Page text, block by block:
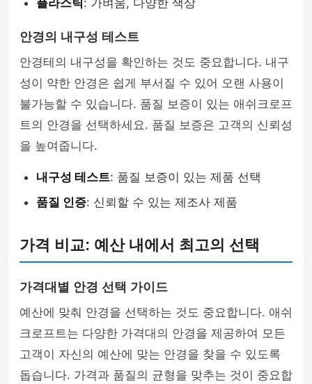
플라스틱: 가벼움, 다양한 색상
안경의 내구성 테스트
안경테의 내구성을 확인하는 것도 중요합니다. 내구
성이 약한 안경은 쉽게 부서질 수 있어 오랜 사용이
불가능할 수 있습니다. 품질 보증이 있는 애쉬크로프
트의 안경을 선택하세요. 품질 보증은 고객의 신뢰성
을 높여줍니다.
내구성 테스트: 품질 보증이 있는 제품 선택
품질 인증: 신뢰할 수 있는 제조사 제품
가격 비교: 예산 내에서 최고의 선택
가격대별 안경 선택 가이드
예산에 맞춰 안경을 선택하는 것도 중요합니다. 애쉬
크로프트는 다양한 가격대의 안경을 제공하여 모든
고객이 자신의 예산에 맞는 안경을 찾을 수 있도록
돕습니다. 가격과 품질의 균형을 맞추는 것이 중요합